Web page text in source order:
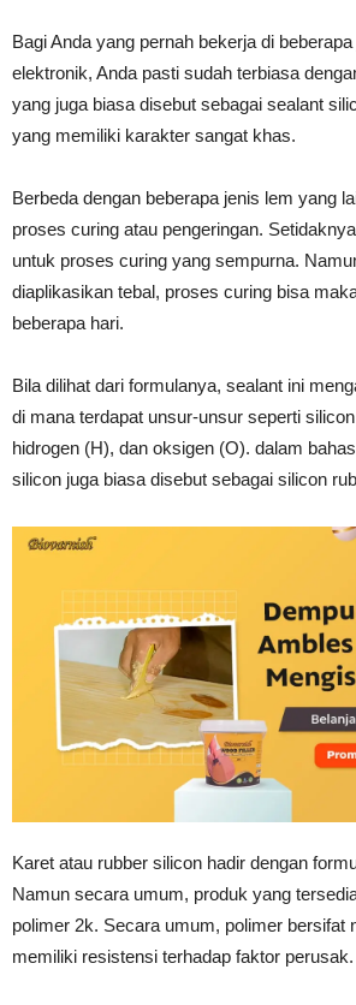
Bagi Anda yang pernah bekerja di
elektronik, Anda pasti sudah terbiasa
yang juga biasa disebut sebagai sealant
yang memiliki karakter sangat khas.
Berbeda dengan beberapa jenis lem yang
proses curing atau pengeringan.
untuk proses curing yang sempurna.
diaplikasikan tebal, proses curing bisa
beberapa hari.
Bila dilihat dari formulanya, sealant ini
di mana terdapat unsur-unsur seperti
hidrogen (H), dan oksigen (O). dalam
silicon juga biasa disebut sebagai silicon
Karet atau rubber silicon hadir dengan
Namun secara umum, produk yang
polimer 2k. Secara umum, polimer bersifat
memiliki resistensi terhadap faktor perusak.